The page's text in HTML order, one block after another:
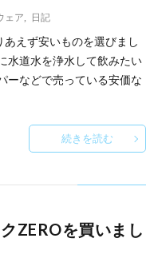
ェア 日記
えず安いものを選びまし
水道水を浄水して飲みたい
ーなどで売っている安価な
続きを読む
ZEROを買いまし